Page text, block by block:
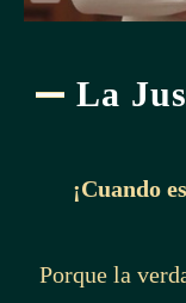
La
¡Cuando
Porque la